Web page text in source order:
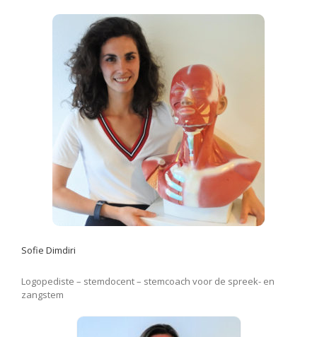
Sofie Dimdiri
Logopediste – stemdocent – stemcoach voor de spreek- en
zangstem